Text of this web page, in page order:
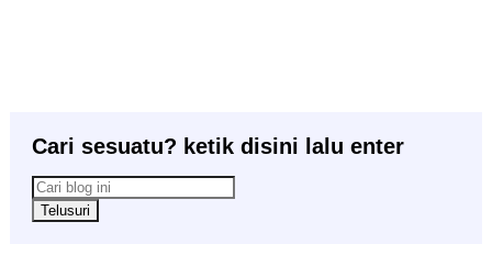
Cari sesuatu? ketik disini lalu enter